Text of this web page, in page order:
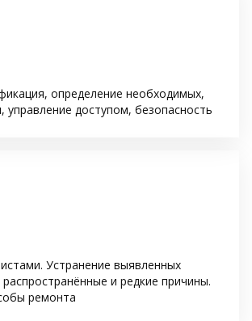
определение необходимых,
управление доступом, безопасность
Устранение выявленных
и редкие причины.
ремонта